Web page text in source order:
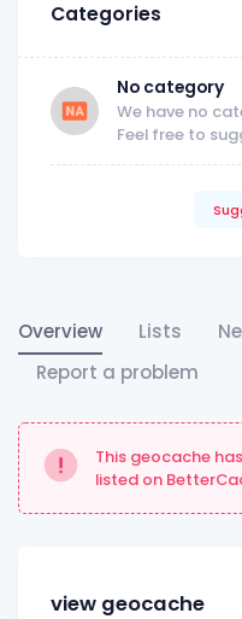
Categories
No category
We have no
Feel free to
Overview Lists
Report a problem
This geocache
listed on
view geocache